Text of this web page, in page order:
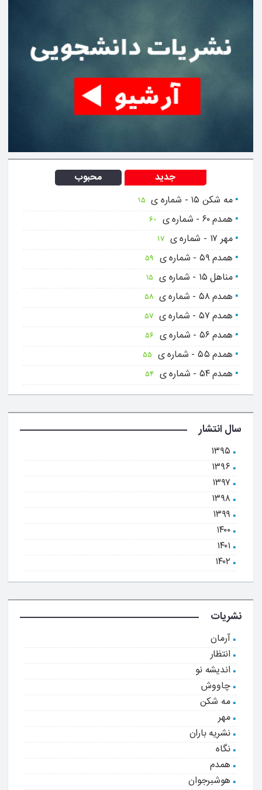
جدید
محبوب
مه شکن ۱۵ - شماره ی
۱۵
همدم ۶۰ - شماره ی 60
مهر ۱۷ - شماره ی 17
همدم ۵۹ - شماره ی 59
مناهل ۱۵ - شماره ی 15
همدم ۵۸ - شماره ی ۵۸
همدم ۵۷ - شماره ی 57
همدم ۵۶ - شماره ی 56
همدم ۵۵ - شماره ی 55
همدم ۵۴ - شماره ی ۵۴
سال انتشار
۱۳۹۵
۱۳۹۶
۱۳۹۷
۱۳۹۸
۱۳۹۹
۱۴۰۰
۱۴۰۱
۱۴۰۲
نشریات
آرمان
انتظار
اندیشه نو
چاووش
مه شکن
مهر
نشریه باران
نگاه
همدم
هوشبرجوان